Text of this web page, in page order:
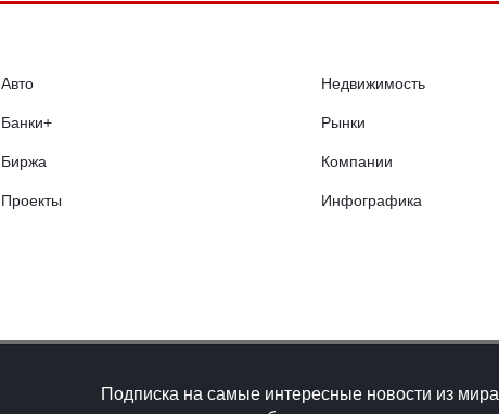
Авто
Банки+
Биржа
Проекты
Недвижимость
Рынки
Компании
Инфографика
Подписка на самые интересные новости из мира